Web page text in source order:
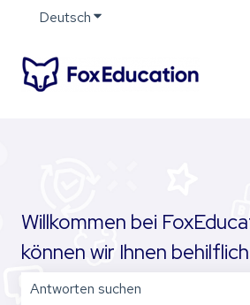
DeutschUntermenü für
Willkommen bei
können wir Ihnen